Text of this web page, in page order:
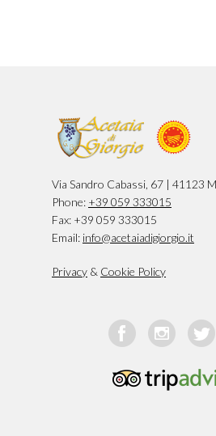
Via Sandro Cabassi, 67 | 41123
Phone: +39 059 333015
Fax: +39 059 333015
Email: info@acetaiadigiorgio.it
Privacy & Cookie Policy